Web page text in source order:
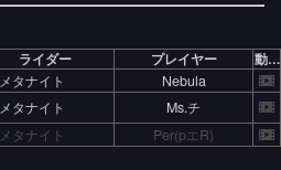
ライダー プレイヤー 動画
メタナイト
Nebula
メタナイト Ms.チ
メタナイト Per(pエR)